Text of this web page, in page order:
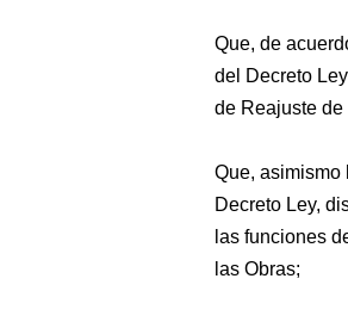
Que, de
del Decreto
de Reajuste
Que, asimismo
Decreto Ley,
las funciones
las Obras;